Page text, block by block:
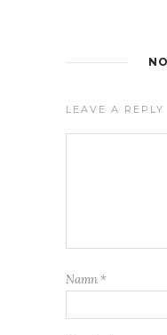
LEAVE A REPLY
Namn *